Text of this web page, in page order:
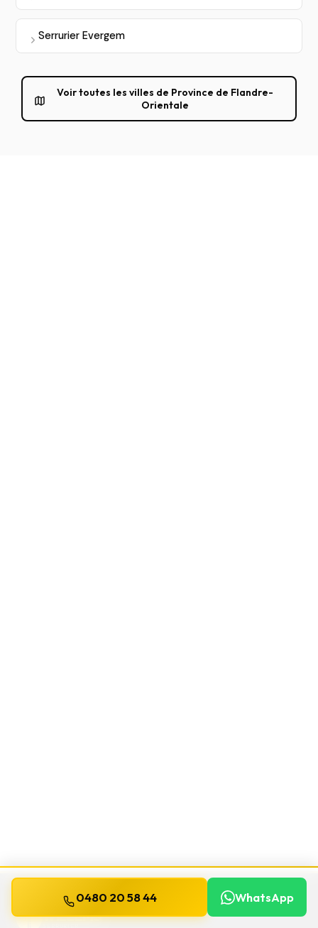
Serrurier Evergem
Voir toutes les villes de Province de Flandre-
Orientale
WILLEMS
0480 20 58 44 WhatsApp